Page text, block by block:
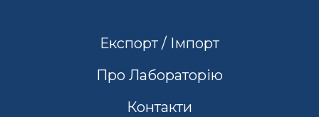
Експорт / Імпорт
Про Лабораторію
Контакти